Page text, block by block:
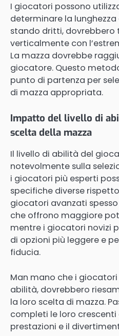
I giocatori possono
determinare la
stando dritti, dovrebbero
verticalmente con
La mazza dovrebbe
giocatore. Questo
punto di partenza per
di mazza appropriata.
Impatto del livello di
scelta della mazza
Il livello di abilità del
notevolmente sulla
i giocatori più esperti
specifiche diverse
giocatori avanzati
che offrono maggiore
mentre i giocatori novizi
di opzioni più leggere e
fiducia.
Man mano che i
abilità, dovrebbero
la loro scelta di mazza.
completi le loro
prestazioni e il